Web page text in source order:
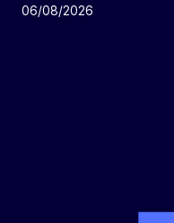
06/08/2026